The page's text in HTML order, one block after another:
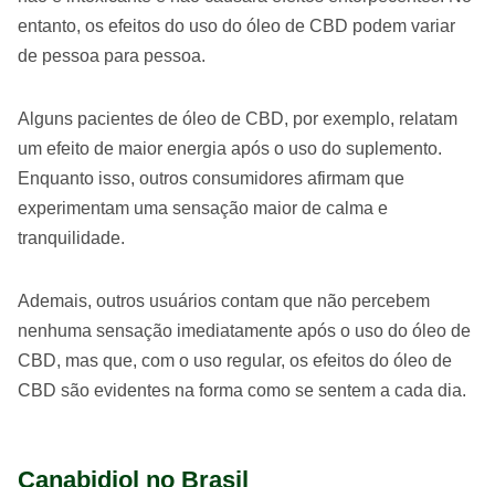
entanto, os efeitos do uso do óleo de CBD podem variar
de pessoa para pessoa.
Alguns pacientes de óleo de CBD, por exemplo, relatam
um efeito de maior energia após o uso do suplemento.
Enquanto isso, outros consumidores afirmam que
experimentam uma sensação maior de calma e
tranquilidade.
Ademais, outros usuários contam que não percebem
nenhuma sensação imediatamente após o uso do óleo de
CBD, mas que, com o uso regular, os efeitos do óleo de
CBD são evidentes na forma como se sentem a cada dia.
Canabidiol no Brasil